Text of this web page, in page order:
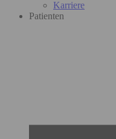
Karriere
Patienten